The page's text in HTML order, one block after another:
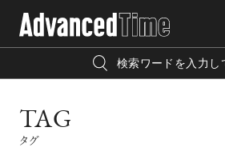
CATEGORY
FASHION
AdvancedClub
人気の検索キーワード
TAG
タグ